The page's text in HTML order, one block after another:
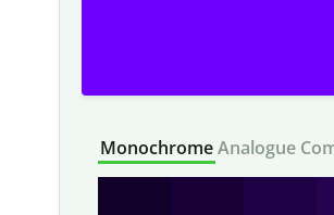
MonochromeAnalogue